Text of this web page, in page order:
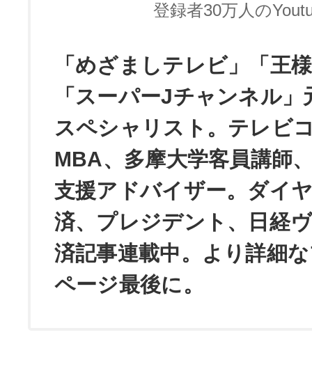
登録者30万人の
「めざましテレビ」「王
「スーパーJチャンネル
スペシャリスト。テレビ
MBA、多摩大学客員講師
支援アドバイザー。ダイ
済、プレジデント、日経
済記事連載中。より詳細
ページ最後に。